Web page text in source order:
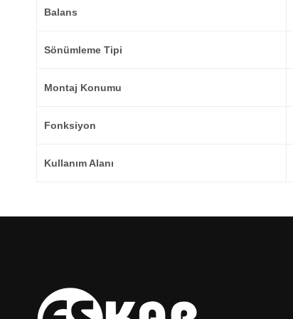
Balans
Sönümleme Tipi
Montaj Konumu
Fonksiyon
Kullanım Alanı